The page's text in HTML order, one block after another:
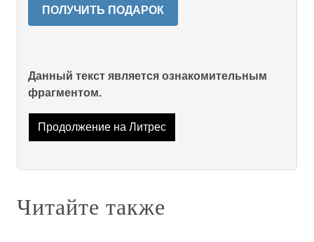
ПОЛУЧИТЬ ПОДАРОК
Данный текст является ознакомительным
фрагментом.
Продолжение на Литрес
Читайте также